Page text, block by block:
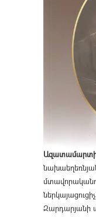
Ազատամարտի
Զարդարյանի